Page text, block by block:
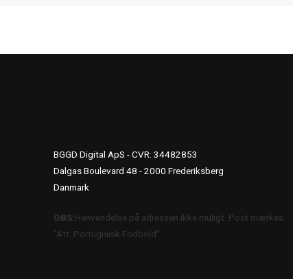
BGGD Digital ApS - CVR: 34482853
Dalgas Boulevard 48 - 2000 Frederiksberg
Danmark
OBS:Henvendelse på adressen ikke muligt. Post mærkes
"Att: Portugisisk Fodbold"